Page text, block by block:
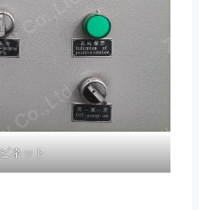
ネット